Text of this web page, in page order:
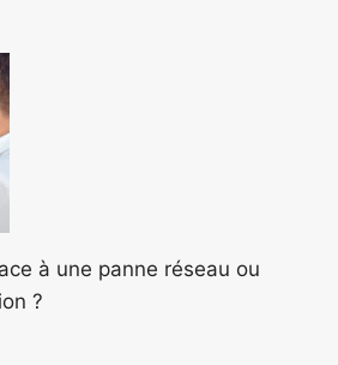
à une panne réseau ou
?